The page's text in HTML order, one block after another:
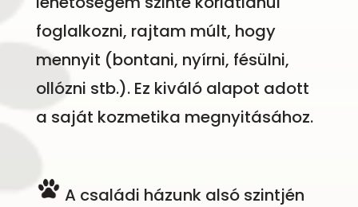
foglalkozni, rajtam múlt, hogy
mennyit (bontani, nyírni, fésülni,
ollózni stb.). Ez kiváló alapot adott
a saját kozmetika megnyitásához.
A családi házunk alsó szintjén